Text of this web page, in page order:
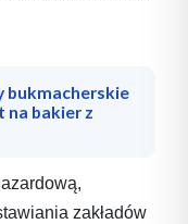
bukmacherskie
na bakier z
zakładów